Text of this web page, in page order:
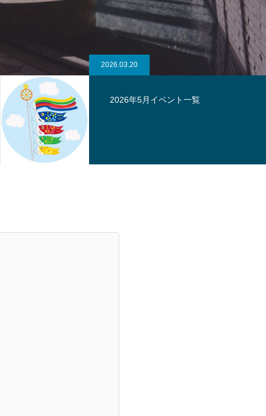
2026.03.20
2026年5月イベント一覧